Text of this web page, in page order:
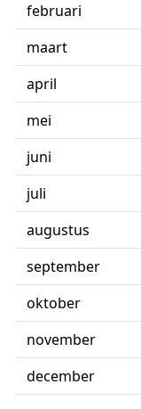
februari
maart
april
mei
juni
juli
augustus
september
oktober
november
december